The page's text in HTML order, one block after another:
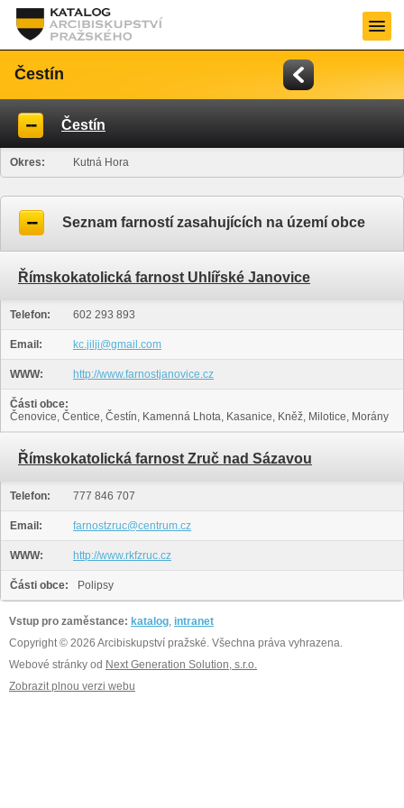
Čestín
Čestín
Okres: Kutná Hora
Seznam farností zasahujících na území obce
Římskokatolická farnost Uhlířské Janovice
Telefon: 602 293 893
Email: kc.jilji@gmail.com
WWW: http://www.farnostjanovice.cz
Části obce:
Čenovice, Čentice, Čestín, Kamenná Lhota, Kasanice, Kněž, Milotice, Morány
Římskokatolická farnost Zruč nad Sázavou
Telefon: 777 846 707
Email: farnostzruc@centrum.cz
WWW: http://www.rkfzruc.cz
Části obce: Polipsy
Vstup pro zaměstance: katalog, intranet
Copyright © 2026 Arcibiskupství pražské. Všechna práva vyhrazena.
Webové stránky od Next Generation Solution, s.r.o.
Zobrazit plnou verzi webu